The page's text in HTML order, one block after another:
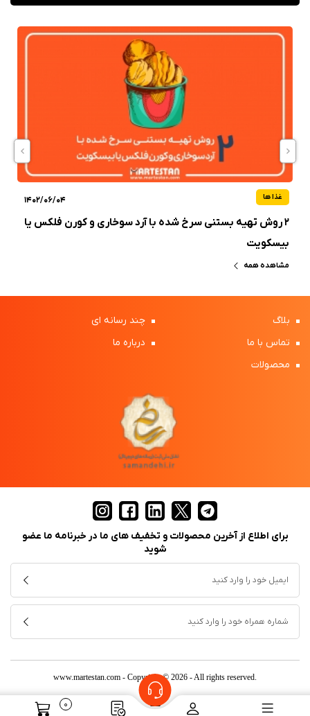
غذا ها 1402/06/04
۲ روش تهیه بستنی سرخ شده با آرد سوخاری و کورن فلکس یا
بیسکویت
مشاهده همه
بلاگ
چند رسانه ای
تماس با ما
درباره ما
محصولات
برای اطلاع از آخرین محصولات و تخفیف های ما در خبرنامه ما عضو
شوید
www.martestan.com - Copyright © 2026 - All rights reserved.
0